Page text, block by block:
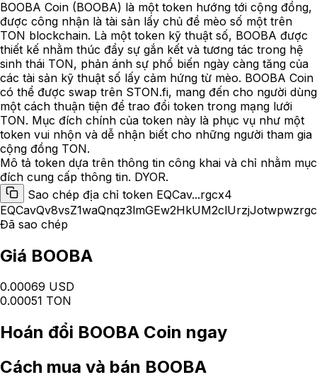
BOOBA Coin (BOOBA) là một token hướng tới cộng đồng,
được công nhận là tài sản lấy chủ đề mèo số một trên
TON blockchain. Là một token kỹ thuật số, BOOBA được
thiết kế nhằm thúc đẩy sự gắn kết và tương tác trong hệ
sinh thái TON, phản ánh sự phổ biến ngày càng tăng của
các tài sản kỹ thuật số lấy cảm hứng từ mèo. BOOBA Coin
có thể được swap trên STON.fi, mang đến cho người dùng
một cách thuận tiện để trao đổi token trong mạng lưới
TON. Mục đích chính của token này là phục vụ như một
token vui nhộn và dễ nhận biết cho những người tham gia
cộng đồng TON.
Mô tả token dựa trên thông tin công khai và chỉ nhằm mục
đích cung cấp thông tin. DYOR.
Sao chép địa chỉ token EQCav...rgcx4
Đã sao chép
Giá BOOBA
0.00069 USD
0.00051 TON
Hoán đổi BOOBA Coin ngay
Cách mua và bán BOOBA